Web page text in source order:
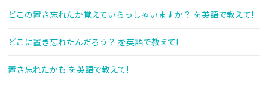
どこの置き忘れたか覚えていらっしゃいますか？ を英語で教えて!
どこに置き忘れたんだろう？ を英語で教えて!
置き忘れたかも を英語で教えて!